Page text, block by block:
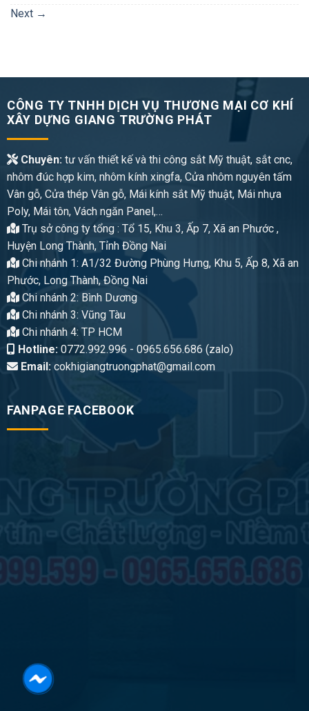
Next →
CÔNG TY TNHH DỊCH VỤ THƯƠNG MẠI CƠ KHÍ
XÂY DỰNG GIANG TRƯỜNG PHÁT
Chuyên:tư vấn thiết kế và thi công sắt Mỹ thuật, sắt cnc,
nhôm đúc hợp kim, nhôm kính xingfa, Cửa nhôm nguyên tấm
Vân gỗ, Cửa thép Vân gỗ, Mái kính sắt Mỹ thuật, Mái nhựa
Poly, Mái tôn, Vách ngăn Panel,…
Trụ sở công ty tổng : Tổ 15, Khu 3, Ấp 7, Xã an Phước ,
Huyện Long Thành, Tỉnh Đồng Nai
Chi nhánh 1: A1/32 Đường Phùng Hưng, Khu 5, Ấp 8, Xã an
Phước, Long Thành, Đồng Nai
Chi nhánh 2: Bình Dương
Chi nhánh 3: Vũng Tàu
Chi nhánh 4: TP HCM
Hotline:0772.992.996 - 0965.656.686 (zalo)
Email:cokhigiangtruongphat@gmail.com
FANPAGE FACEBOOK